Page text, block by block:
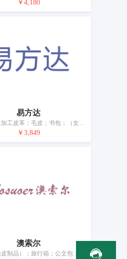
￥4,180
易方达
半加工或未加工皮革；毛皮；书包；（女式）钱包；运动包；包；旅行箱；伞；手杖；宠物服装
￥3,849
澳索尔